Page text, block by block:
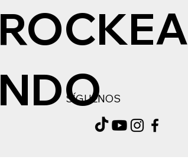
SÍGUENOS
ROCKEA
NDO